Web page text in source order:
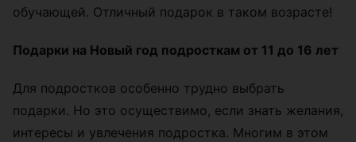
обучающей. Отличный подарок в таком возрасте!
Подарки на Новый год подросткам от 11 до 16 лет
Для подростков особенно трудно выбрать
подарки. Но это осуществимо, если знать желания,
интересы и увлечения подростка. Многим в этом